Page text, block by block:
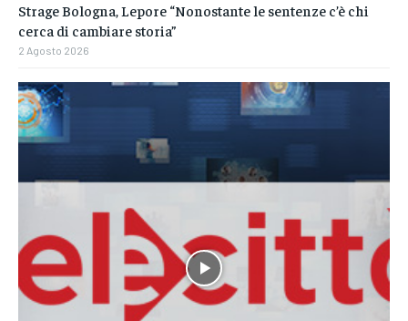
Strage Bologna, Lepore “Nonostante le sentenze c’è chi
cerca di cambiare storia”
2 Agosto 2026